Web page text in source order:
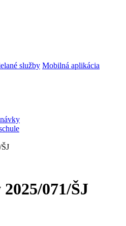
služby Mobilná aplikácia
071/ŠJ